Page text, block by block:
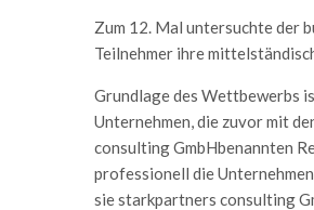
Zum 12. Mal untersuchte der
Teilnehmer ihre
Grundlage des Wettbewerbs
Unternehmen, die zuvor mit
consulting GmbHbenannten
professionell die
sie starkpartners consulting